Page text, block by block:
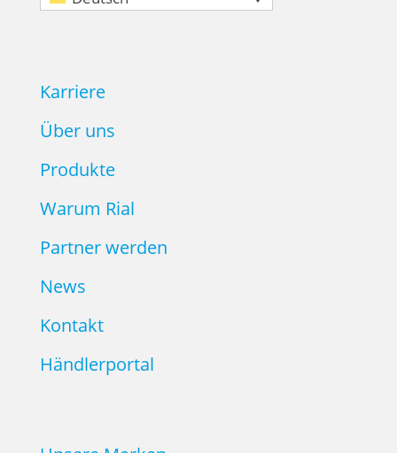
Karriere
Über uns
Produkte
Warum Rial
Partner werden
News
Kontakt
Händlerportal